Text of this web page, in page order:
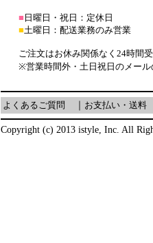
■ 日曜日・祝日：定休日
■土曜日：配送業務のみ営業
ご注文はお休み関係なく24時間
※営業時間外・土日祝日のメー
よくあるご質問 お支払い・送料
Copyright (c) 2013 istyle, Inc. All